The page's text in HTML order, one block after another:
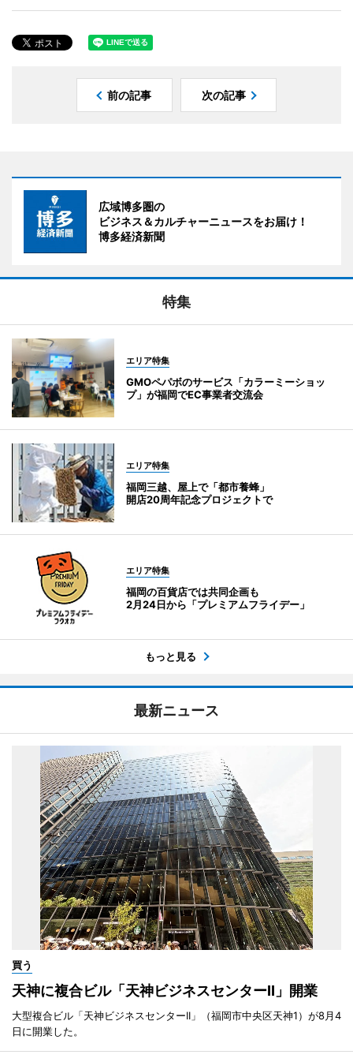
前の記事 次の記事
広域博多圏の
ビジネス＆カルチャーニュースをお届け！
博多経済新聞
特集
エリア特集
GMOペパボのサービス「カラーミーショッ
プ」が福岡でEC事業者交流会
エリア特集
福岡三越、屋上で「都市養蜂」
開店20周年記念プロジェクトで
エリア特集
福岡の百貨店では共同企画も
2月24日から「プレミアムフライデー」
もっと見る
最新ニュース
買う
天神に複合ビル「天神ビジネスセンターII」開業
大型複合ビル「天神ビジネスセンターII」（福岡市中央区天神1）が8月4
日に開業した。